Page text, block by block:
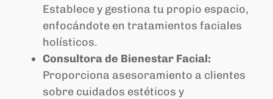
Establece y gestiona tu propio espacio,
enfocándote en tratamientos faciales
holísticos.
Consultora de Bienestar Facial:
Proporciona asesoramiento a clientes
sobre cuidados estéticos y